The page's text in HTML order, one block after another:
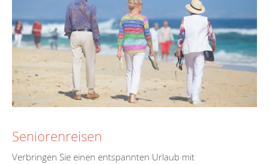
Seniorenreisen
Verbringen Sie einen entspannten Urlaub mit